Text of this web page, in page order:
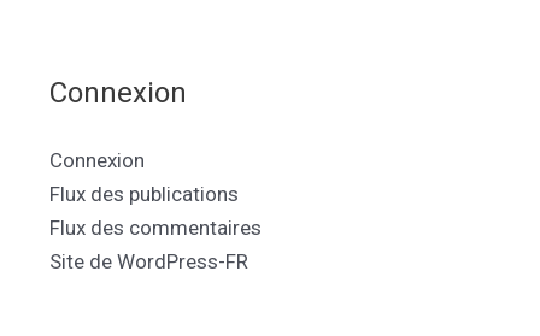
Connexion
Connexion
Flux des publications
Flux des commentaires
Site de WordPress-FR